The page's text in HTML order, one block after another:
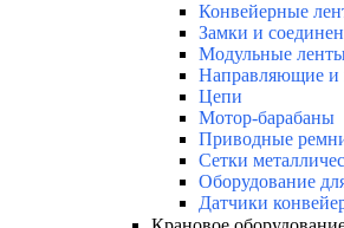
Конвейерные
Замки и
Модульные
Направляющие и
Цепи
Мотор-барабаны
Приводные
Сетки
Оборудование
Датчики